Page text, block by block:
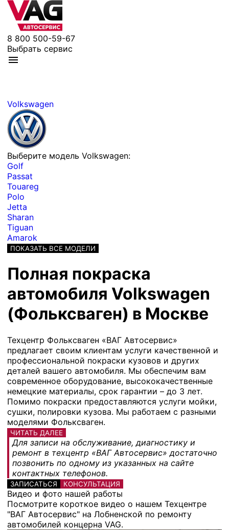
8 800 500-59-67
Выбрать сервис
Volkswagen
Выберите модель Volkswagen:
Golf
Passat
Touareg
Polo
Jetta
Sharan
Tiguan
Amarok
ПОКАЗАТЬ ВСЕ МОДЕЛИ
Полная покраска
автомобиля Volkswagen
(Фольксваген) в Москве
Техцентр Фольксваген «ВАГ Автосервис»
предлагает своим клиентам услуги качественной и
профессиональной покраски кузовов и других
деталей вашего автомобиля. Мы обеспечим вам
современное оборудование, высококачественные
немецкие материалы, срок гарантии – до 3 лет.
Помимо покраски предоставляются услуги мойки,
сушки, полировки кузова. Мы работаем с разными
моделями Фольксваген.
ЧИТАТЬ ДАЛЕЕ
Для записи на обслуживание, диагностику и
ремонт в техцентр «ВАГ Автосервис» достаточно
позвонить по одному из указанных на сайте
контактных телефонов.
ЗАПИСАТЬСЯ КОНСУЛЬТАЦИЯ
Видео и фото нашей работы
Посмотрите короткое видео о нашем Техцентре
"ВАГ Автосервис" на Лобненской по ремонту
автомобилей концерна VAG.